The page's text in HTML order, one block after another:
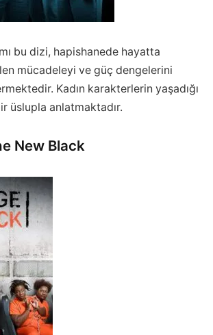
bu dizi, hapishanede hayatta
mücadeleyi ve güç dengelerini
Kadın karakterlerin yaşadığı
üslupla anlatmaktadır.
New Black